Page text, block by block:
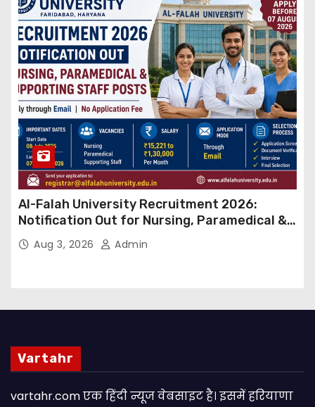
Al-Falah University Recruitment 2026:
Notification Out for Nursing, Paramedical &
Supporting Staff Posts, Apply Through Email
Aug 3, 2026 Admin
Vartahr
vartahr.com एक हिंदी न्यूज वेबसाइट है। इसमें हरियाणा